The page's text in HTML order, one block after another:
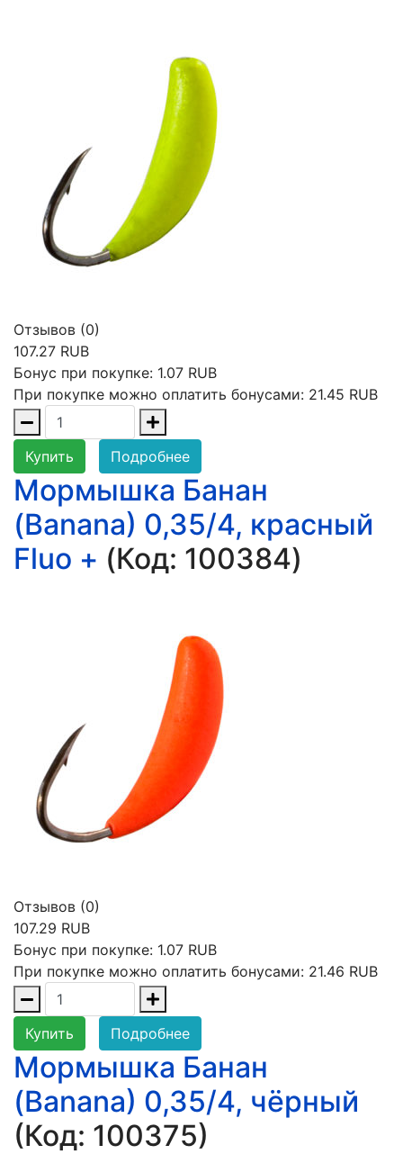
Отзывов (0)
107.27 RUB
Бонус при покупке: 1.07 RUB
При покупке можно оплатить бонусами: 21.45 RUB
Купить Подробнее
Мормышка Банан
(Banana) 0,35/4, красный
Fluo + (Код: 100384)
Отзывов (0)
107.29 RUB
Бонус при покупке: 1.07 RUB
При покупке можно оплатить бонусами: 21.46 RUB
Купить Подробнее
Мормышка Банан
(Banana) 0,35/4, чёрный
(Код: 100375)